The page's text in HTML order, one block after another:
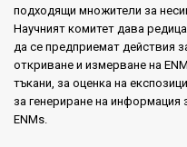
подходящи множители за
Научният комитет дава
да се предприемат действия
откриване и измерване на
тъкани, за оценка на
за генериране на информация
ENMs.